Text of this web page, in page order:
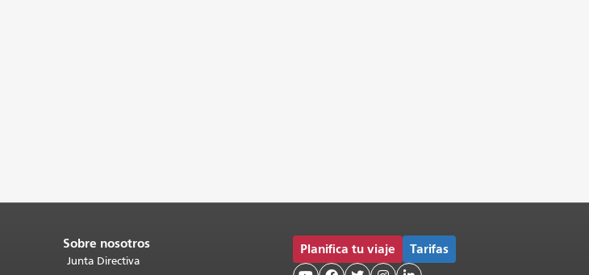
Sobre nosotros
Junta Directiva
Planifica tu viaje Tarifas